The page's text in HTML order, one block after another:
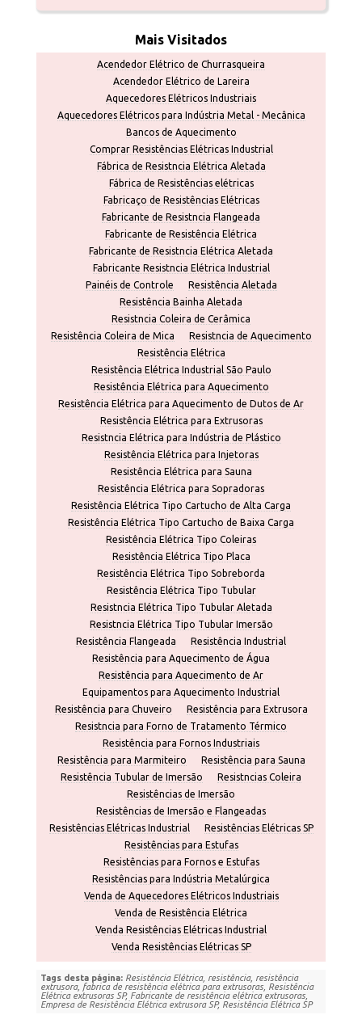
Mais Visitados
Acendedor Elétrico de Churrasqueira
Acendedor Elétrico de Lareira
Aquecedores Elétricos Industriais
Aquecedores Elétricos para Indústria Metal - Mecânica
Bancos de Aquecimento
Comprar Resistências Elétricas Industrial
Fábrica de Resistncia Elétrica Aletada
Fábrica de Resistências elétricas
Fabricaço de Resistências Elétricas
Fabricante de Resistncia Flangeada
Fabricante de Resistência Elétrica
Fabricante de Resistncia Elétrica Aletada
Fabricante Resistncia Elétrica Industrial
Painéis de Controle
Resistência Aletada
Resistência Bainha Aletada
Resistncia Coleira de Cerâmica
Resistência Coleira de Mica
Resistncia de Aquecimento
Resistência Elétrica
Resistência Elétrica Industrial São Paulo
Resistência Elétrica para Aquecimento
Resistência Elétrica para Aquecimento de Dutos de Ar
Resistência Elétrica para Extrusoras
Resistncia Elétrica para Indústria de Plástico
Resistência Elétrica para Injetoras
Resistência Elétrica para Sauna
Resistência Elétrica para Sopradoras
Resistência Elétrica Tipo Cartucho de Alta Carga
Resistência Elétrica Tipo Cartucho de Baixa Carga
Resistência Elétrica Tipo Coleiras
Resistência Elétrica Tipo Placa
Resistência Elétrica Tipo Sobreborda
Resistência Elétrica Tipo Tubular
Resistncia Elétrica Tipo Tubular Aletada
Resistncia Elétrica Tipo Tubular Imersão
Resistência Flangeada
Resistência Industrial
Resistência para Aquecimento de Água
Resistência para Aquecimento de Ar
Equipamentos para Aquecimento Industrial
Resistência para Chuveiro
Resistência para Extrusora
Resistncia para Forno de Tratamento Térmico
Resistência para Fornos Industriais
Resistência para Marmiteiro
Resistência para Sauna
Resistência Tubular de Imersão
Resistncias Coleira
Resistências de Imersão
Resistências de Imersão e Flangeadas
Resistências Elétricas Industrial
Resistências Elétricas SP
Resistências para Estufas
Resistências para Fornos e Estufas
Resistências para Indústria Metalúrgica
Venda de Aquecedores Elétricos Industriais
Venda de Resistência Elétrica
Venda Resistências Elétricas Industrial
Venda Resistências Elétricas SP
Tags desta página: Resistência Elétrica, resistência, resistência
extrusora, fabrica de resistência elétrica para extrusoras, Resistência
Elétrica extrusoras SP, Fabricante de resistência elétrica extrusoras,
Empresa de Resistência Elétrica extrusora SP, Resistência Elétrica SP